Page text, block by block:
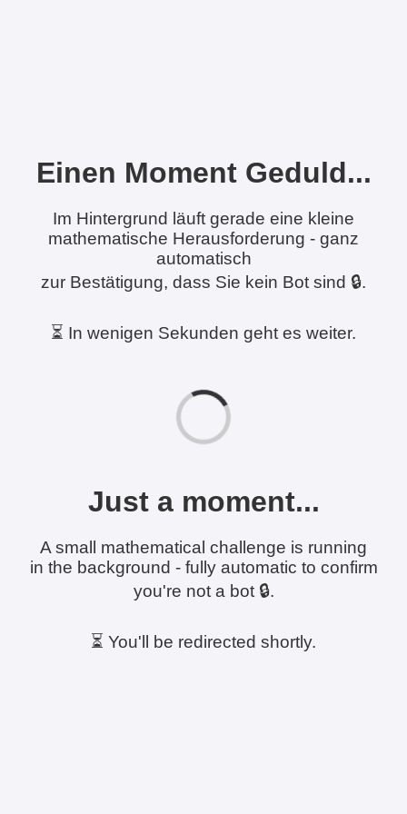
Einen Moment Geduld...
Im Hintergrund läuft gerade eine kleine
mathematische Herausforderung - ganz
automatisch
zur Bestätigung, dass Sie kein Bot sind 🔒.
⏳ In wenigen Sekunden geht es weiter.
Just a moment...
A small mathematical challenge is running
in the background - fully automatic to confirm
you're not a bot 🔒.
⏳ You'll be redirected shortly.